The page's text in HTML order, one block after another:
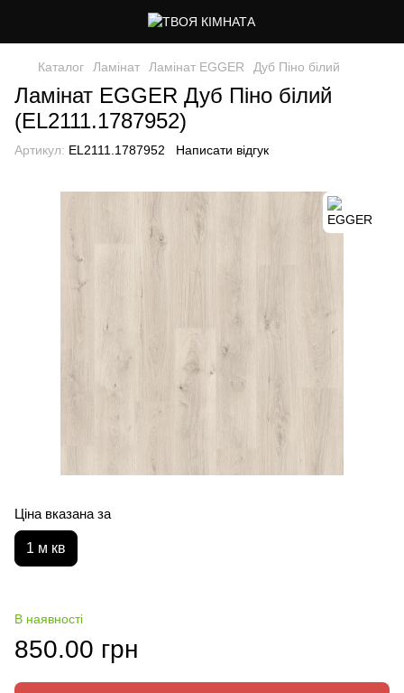
Каталог Ламінат Ламінат EGGER Дуб Піно білий
Ламінат EGGER Дуб Піно білий
(EL2111.1787952)
Артикул: EL2111.1787952 Написати відгук
Ціна вказана за
1 м кв
В наявності
850.00 грн